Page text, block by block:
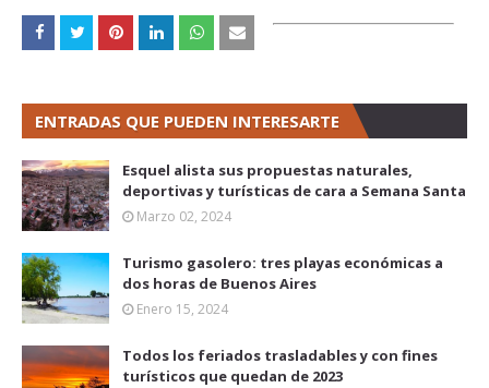
ENTRADAS QUE PUEDEN INTERESARTE
Esquel alista sus propuestas naturales,
deportivas y turísticas de cara a Semana Santa
Marzo 02, 2024
Turismo gasolero: tres playas económicas a
dos horas de Buenos Aires
Enero 15, 2024
Todos los feriados trasladables y con fines
turísticos que quedan de 2023